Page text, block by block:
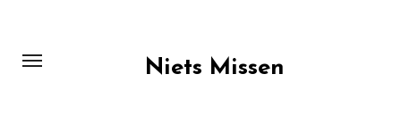
content
Niets Missen